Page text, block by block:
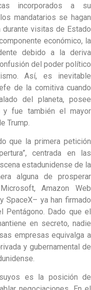
incorporados a su
mandatarios se hagan
visitas de Estado
económico, la
debido a la deriva
del poder político
Así, es inevitable
de la comitiva cuando
del planeta, posee
y fue también el mayor
Trump.
que la primera petición
centrada en las
estadunidense de la
alguna de prosperar
Amazon Web
SpaceX– ya han firmado
Pentágono. Dado que el
en secreto, nadie
empresas equivalga a
y gubernamental de
es la posición de